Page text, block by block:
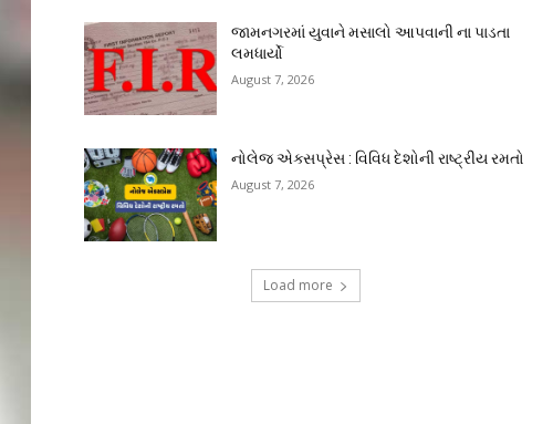
જામનગરમાં યુવાને મસાલો આપવાની ના પાડતા
લમધાર્યો
August 7, 2026
નોલેજ એક્સપ્રેસ : વિવિધ દેશોની રાષ્ટ્રીય રમતો
August 7, 2026
Load more